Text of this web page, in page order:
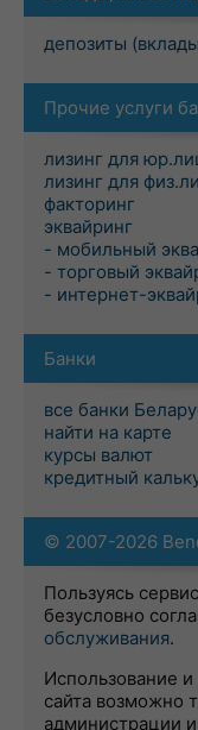
депозиты
Прочие услуги
лизинг для
лизинг для
факторинг
эквайринг
- мобильный
- торговый
- интернет-
Банки
все банки
найти на карте
курсы валют
кредитный
© 2007-2026
Пользуясь
безусловно
обслуживания.
Использование
сайта возможно
администрации